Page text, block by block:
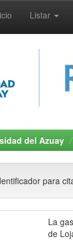
Listar
del Azuay
para
La
de